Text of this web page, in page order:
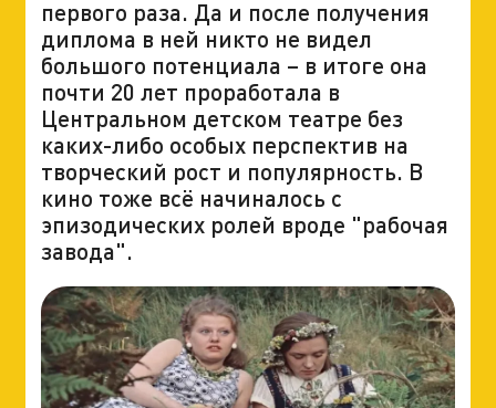
первого раза. Да и после получения
диплома в ней никто не видел
большого потенциала – в итоге она
почти 20 лет проработала в
Центральном детском театре без
каких-либо особых перспектив на
творческий рост и популярность. В
кино тоже всё начиналось с
эпизодических ролей вроде "рабочая
завода".